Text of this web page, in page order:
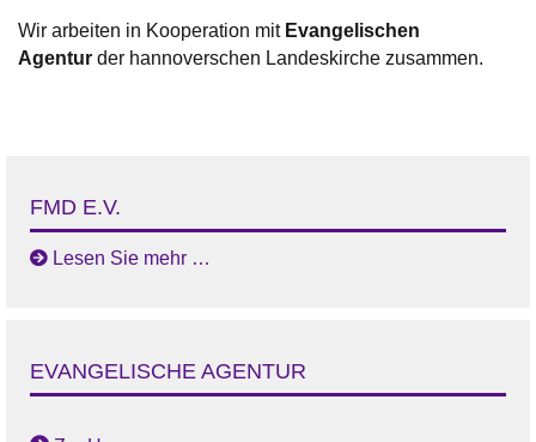
Wir arbeiten in Kooperation mit Evangelischen
Agentur der hannoverschen Landeskirche zusammen.
FMD E.V.
Lesen Sie mehr …
EVANGELISCHE AGENTUR